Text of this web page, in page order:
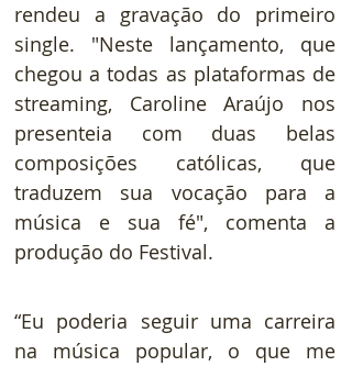
rendeu a gravação do primeiro
single. "Neste lançamento, que
chegou a todas as plataformas de
streaming, Caroline Araújo nos
presenteia com duas belas
composições católicas, que
traduzem sua vocação para a
música e sua fé", comenta a
produção do Festival.
“Eu poderia seguir uma carreira
na música popular, o que me